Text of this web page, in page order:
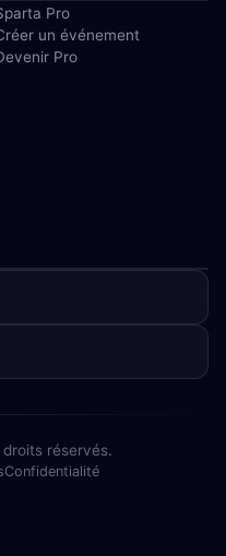
Pro
un événement
Pro
réservés.
Confidentialité